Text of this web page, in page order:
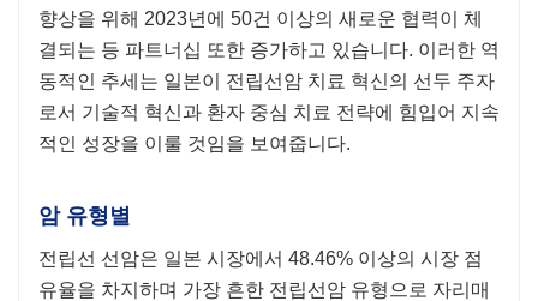
향상을 위해 2023년에 50건 이상의 새로운 협력이 체
결되는 등 파트너십 또한 증가하고 있습니다. 이러한 역
동적인 추세는 일본이 전립선암 치료 혁신의 선두 주자
로서 기술적 혁신과 환자 중심 치료 전략에 힘입어 지속
적인 성장을 이룰 것임을 보여줍니다.
암 유형별
전립선 선암은 일본 시장에서 48.46% 이상의 시장 점
유율을 차지하며 가장 흔한 전립선암 유형으로 자리매